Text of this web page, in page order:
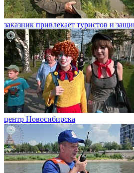
заказник привлекает туристов и
центр Новосибирска